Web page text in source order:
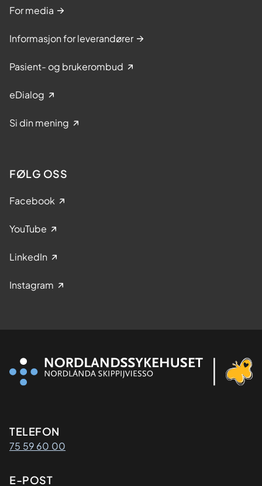
For media
Informasjon for leverandører
Pasient- og brukerombud
eDialog
Si din mening
FØLG OSS
Facebook
YouTube
LinkedIn
Instagram
Kontaktinformasjon
TELEFON
75 59 60 00
E-POST